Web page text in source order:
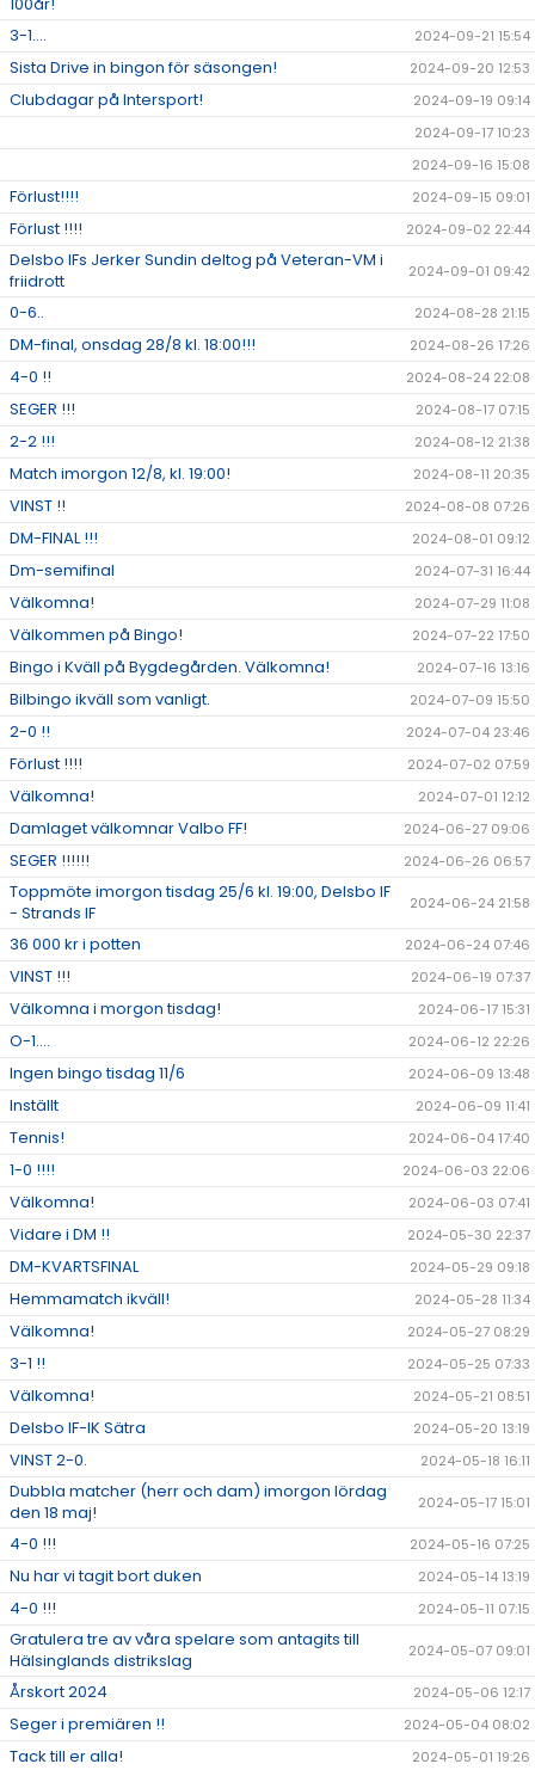
100år!
3-1.... 2024-09-21 15:54
Sista Drive in bingon för säsongen! 2024-09-20 12:53
Clubdagar på Intersport!
2024-09-19 09:14
2024-09-17 10:23
2024-09-16 15:08
Förlust!!!! 2024-09-15 09:01
Förlust !!!! 2024-09-02 22:44
Delsbo IFs Jerker Sundin deltog på Veteran-VM i
friidrott
2024-09-01 09:42
0-6.. 2024-08-28 21:15
DM-final, onsdag 28/8 kl. 18:00!!! 2024-08-26 17:26
4-0 !! 2024-08-24 22:08
SEGER !!! 2024-08-17 07:15
2-2 !!! 2024-08-12 21:38
Match imorgon 12/8, kl. 19:00! 2024-08-11 20:35
VINST !! 2024-08-08 07:26
DM-FINAL !!! 2024-08-01 09:12
Dm-semifinal 2024-07-31 16:44
Välkomna! 2024-07-29 11:08
Välkommen på Bingo! 2024-07-22 17:50
Bingo i Kväll på Bygdegården. Välkomna! 2024-07-16 13:16
Bilbingo ikväll som vanligt. 2024-07-09 15:50
2-0 !! 2024-07-04 23:46
Förlust !!!! 2024-07-02 07:59
Välkomna! 2024-07-01 12:12
Damlaget välkomnar Valbo FF! 2024-06-27 09:06
SEGER !!!!!! 2024-06-26 06:57
Toppmöte imorgon tisdag 25/6 kl. 19:00, Delsbo IF
- Strands IF
2024-06-24 21:58
36 000 kr i potten 2024-06-24 07:46
VINST !!! 2024-06-19 07:37
Välkomna i morgon tisdag! 2024-06-17 15:31
O-1.... 2024-06-12 22:26
Ingen bingo tisdag 11/6 2024-06-09 13:48
Inställt 2024-06-09 11:41
Tennis! 2024-06-04 17:40
1-0 !!!! 2024-06-03 22:06
Välkomna! 2024-06-03 07:41
Vidare i DM !! 2024-05-30 22:37
DM-KVARTSFINAL 2024-05-29 09:18
Hemmamatch ikväll! 2024-05-28 11:34
Välkomna! 2024-05-27 08:29
3-1 !! 2024-05-25 07:33
Välkomna! 2024-05-21 08:51
Delsbo IF-IK Sätra 2024-05-20 13:19
VINST 2-0. 2024-05-18 16:11
Dubbla matcher (herr och dam) imorgon lördag
den 18 maj!
2024-05-17 15:01
4-0 !!! 2024-05-16 07:25
Nu har vi tagit bort duken 2024-05-14 13:19
4-0 !!! 2024-05-11 07:15
Gratulera tre av våra spelare som antagits till
Hälsinglands distrikslag
2024-05-07 09:01
Årskort 2024 2024-05-06 12:17
Seger i premiären !! 2024-05-04 08:02
Tack till er alla! 2024-05-01 19:26